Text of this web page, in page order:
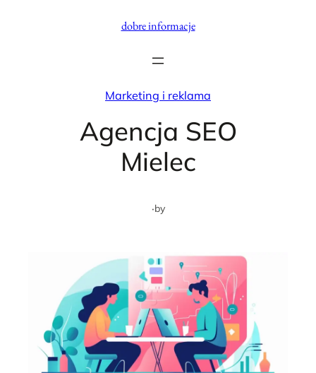
dobre informacje
Marketing i reklama
Agencja SEO
Mielec
·by